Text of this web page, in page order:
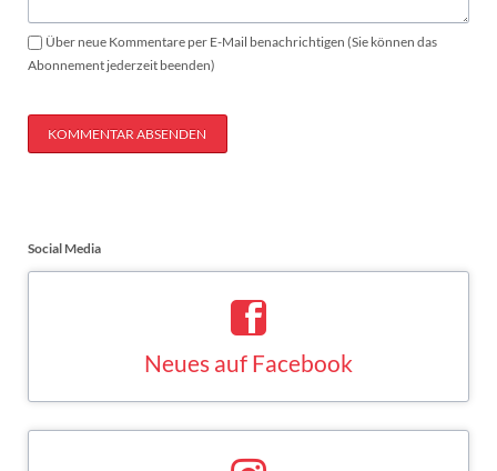
Über neue Kommentare per E-Mail benachrichtigen (Sie können das
Abonnement jederzeit beenden)
KOMMENTAR ABSENDEN
Social Media